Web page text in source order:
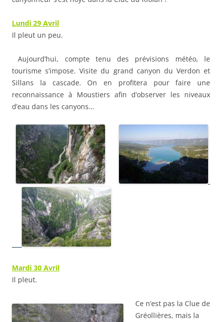
Lundi 29 Avril
Il pleut un peu.
Aujourd’hui, compte tenu des prévisions météo, le
tourisme s’impose. Visite du grand canyon du Verdon et
Sillans la cascade. On en profitera pour faire une
reconnaissance à Moustiers afin d’observer les niveaux
d’eau dans les canyons…
Mardi 30 Avril
Il pleut.
Ce n’est pas la Clue de
Gréollières, mais la